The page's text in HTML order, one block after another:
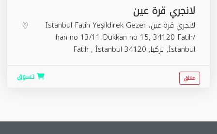
لانجري قرة عين
لانجري قرة عين، Istanbul Fatih Yeşildirek Gezer
han no 13/11 Dukkan no 15, 34120 Fatih/
İstanbul, تركيا,
Fatih , İstanbul 34120
تسوق مغلق